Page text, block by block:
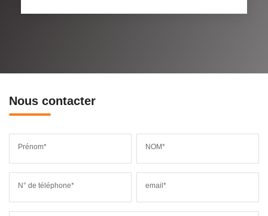
Nous contacter
Prénom* NOM*
N° de téléphone* email*